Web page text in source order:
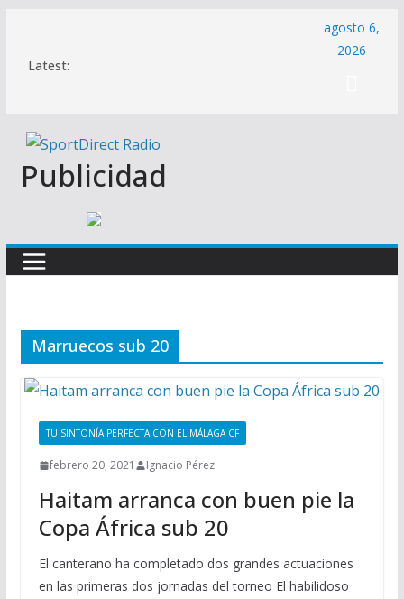
contenido
Latest:
agosto 6,
2026
Publicidad
Marruecos sub 20
TU SINTONÍA PERFECTA CON EL MÁLAGA CF
febrero 20, 2021 Ignacio Pérez
Haitam arranca con buen pie la
Copa África sub 20
El canterano ha completado dos grandes actuaciones
en las primeras dos jornadas del torneo El habilidoso